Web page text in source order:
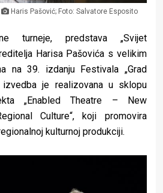
Haris Pašović; Foto: Salvatore Esposito
turneje, predstava „Svijet
Harisa Pašovića s velikim
na 39. izdanju Festivala „Grad
izvedba je realizovana u sklopu
„Enabled Theatre – New
Culture“, koji promovira
kulturnoj produkciji.